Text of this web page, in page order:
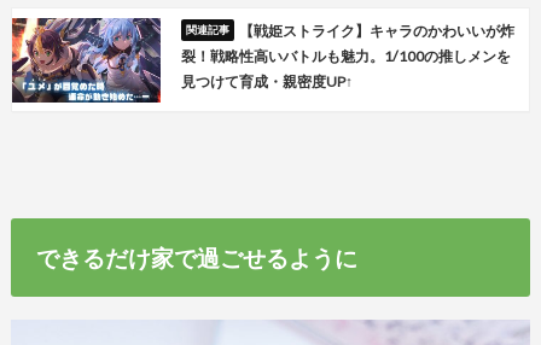
【戦姫ストライク】キャラのかわいいが炸
裂！戦略性高いバトルも魅力。1/100の推しメンを
見つけて育成・親密度UP↑
できるだけ家で過ごせるように